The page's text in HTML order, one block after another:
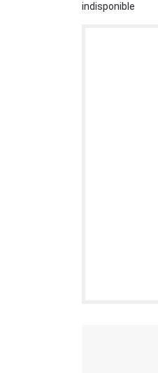
indisponible